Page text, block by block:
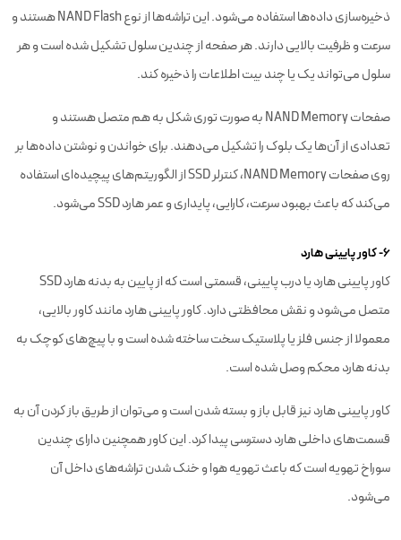
ذخیره‌سازی داده‌ها استفاده می‌شود. این تراشه‌ها از نوع NAND Flash هستند و
سرعت و ظرفیت بالایی دارند. هر صفحه از چندین سلول تشکیل شده است و هر
سلول می‌تواند یک یا چند بیت اطلاعات را ذخیره کند.
صفحات NAND Memory به صورت توری شکل به هم متصل هستند و
تعدادی از آن‌ها یک بلوک را تشکیل می‌دهند. برای خواندن و نوشتن داده‌ها بر
روی صفحات NAND Memory، کنترلر SSD از الگوریتم‌های پیچیده‌ای استفاده
می‌کند که باعث بهبود سرعت، کارایی، پایداری و عمر هارد SSD می‌شود.
۶- کاور پایینی هارد
کاور پایینی هارد یا درب پایینی، قسمتی است که از پایین به بدنه هارد SSD
متصل می‌شود و نقش محافظتی دارد. کاور پایینی هارد مانند کاور بالایی،
معمولا از جنس فلز یا پلاستیک سخت ساخته شده است و با پیچ‌های کوچک به
بدنه هارد محکم وصل شده است.
کاور پایینی هارد نیز قابل باز و بسته شدن است و می‌توان از طریق باز کردن آن به
قسمت‌های داخلی هارد دسترسی پیدا کرد. این کاور همچنین دارای چندین
سوراخ تهویه است که باعث تهویه هوا و خنک شدن تراشه‌های داخل آن
می‌شود.